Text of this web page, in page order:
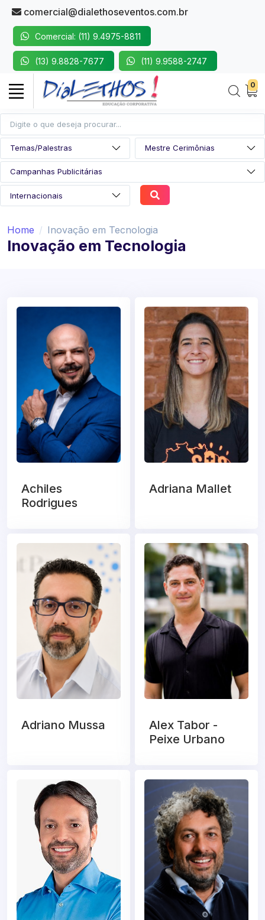
comercial@dialethoseventos.com.br
Comercial: (11) 9.4975-8811
(13) 9.8828-7677 (11) 9.9588-2747
0
Home Inovação em Tecnologia
Inovação em Tecnologia
Achiles
Rodrigues
Adriana Mallet
Adriano Mussa
Alex Tabor -
Peixe Urbano